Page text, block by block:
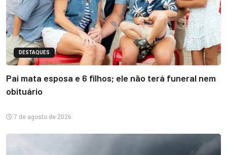
DESTAQUES
Pai mata esposa e 6 filhos; ele não terá funeral nem
obituário
7 de agosto de 2026